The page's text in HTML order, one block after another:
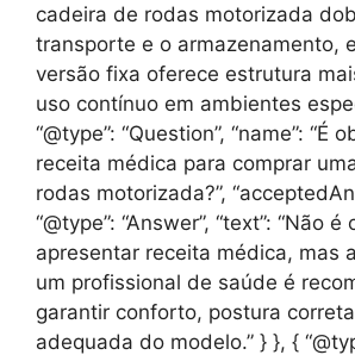
cadeira de rodas motorizada
transporte e o armazenamento,
versão fixa oferece estrutura
uso contínuo em ambientes
“@type”: “Question”, “name”: “É
receita médica para comprar
rodas motorizada?”,
“@type”: “Answer”, “text”: “Não
apresentar receita médica, mas
um profissional de saúde é
garantir conforto, postura
adequada do modelo.” } }, {